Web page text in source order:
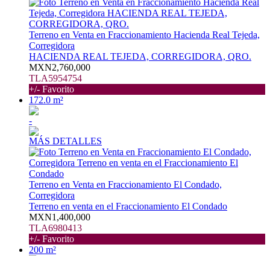
Terreno en Venta en Fraccionamiento Hacienda Real Tejeda,
Corregidora
HACIENDA REAL TEJEDA, CORREGIDORA, QRO.
MXN2,760,000
TLA5954754
+/- Favorito
172.0 m²
-
MÁS DETALLES
Terreno en Venta en Fraccionamiento El Condado,
Corregidora
Terreno en venta en el Fraccionamiento El Condado
MXN1,400,000
TLA6980413
+/- Favorito
200 m²